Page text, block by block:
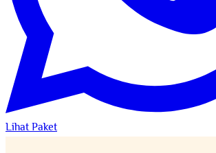
Lihat Paket